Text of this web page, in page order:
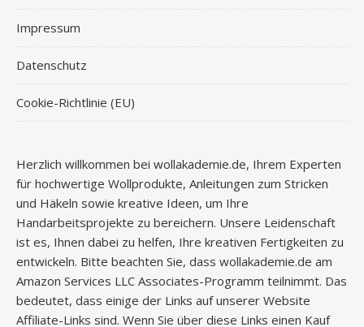
Impressum
Datenschutz
Cookie-Richtlinie (EU)
Herzlich willkommen bei wollakademie.de, Ihrem Experten
für hochwertige Wollprodukte, Anleitungen zum Stricken
und Häkeln sowie kreative Ideen, um Ihre
Handarbeitsprojekte zu bereichern. Unsere Leidenschaft
ist es, Ihnen dabei zu helfen, Ihre kreativen Fertigkeiten zu
entwickeln. Bitte beachten Sie, dass wollakademie.de am
Amazon Services LLC Associates-Programm teilnimmt. Das
bedeutet, dass einige der Links auf unserer Website
Affiliate-Links sind. Wenn Sie über diese Links einen Kauf